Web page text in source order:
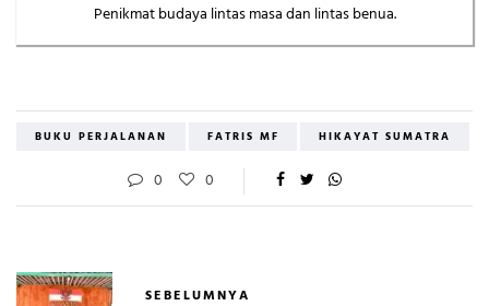
Penikmat budaya lintas masa dan lintas benua.
BUKU PERJALANAN FATRIS MF HIKAYAT SUMATRA
0 0
SEBELUMNYA